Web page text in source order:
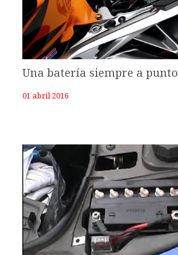
Una batería siempre a punto
01 abril 2016